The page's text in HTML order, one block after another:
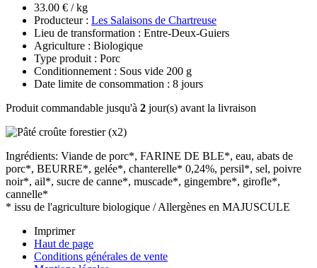
33.00 € / kg
Producteur : Les Salaisons de Chartreuse
Lieu de transformation : Entre-Deux-Guiers
Agriculture : Biologique
Type produit : Porc
Conditionnement : Sous vide 200 g
Date limite de consommation : 8 jours
Produit commandable jusqu'à 2 jour(s) avant la livraison
Ingrédients: Viande de porc*, FARINE DE BLE*, eau, abats de
porc*, BEURRE*, gelée*, chanterelle* 0,24%, persil*, sel, poivre
noir*, ail*, sucre de canne*, muscade*, gingembre*, girofle*,
cannelle*
* issu de l'agriculture biologique / Allergènes en MAJUSCULE
Imprimer
Haut de page
Conditions générales de vente